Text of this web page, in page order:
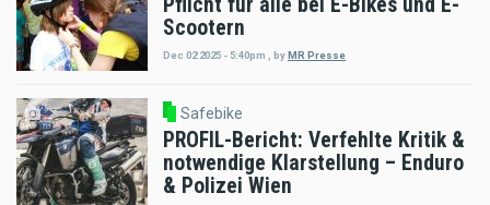
Pflicht für alle bei E-Bikes und E-
Scootern
Dec 02 2025 - 5:40pm byMR Presse
Safebike
PROFIL-Bericht: Verfehlte Kritik &
notwendige Klarstellung – Enduro
& Polizei Wien